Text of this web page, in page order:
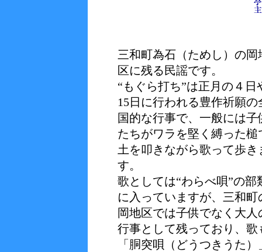
三和町為石（ためし）の岡
区に残る民謡です。
“もぐら打ち”は正月の４日
15日に行われる豊作祈願の
国的な行事で、一般には子
たちがワラを堅く縛った槌
土を叩きながら歌って歩き
す。
歌としては“わらべ唄”の部
に入っていますが、三和町
岡地区では子供でなく大人
行事として残っており、歌
「胴突唄（どうつきうた）